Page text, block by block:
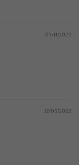
03/11/2022
12/05/2022